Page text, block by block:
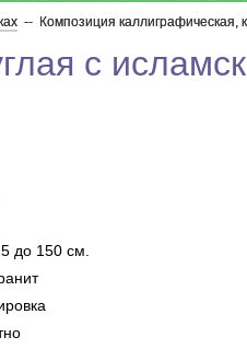
-- Композиция каллиграфическая,
с
до 150 см.